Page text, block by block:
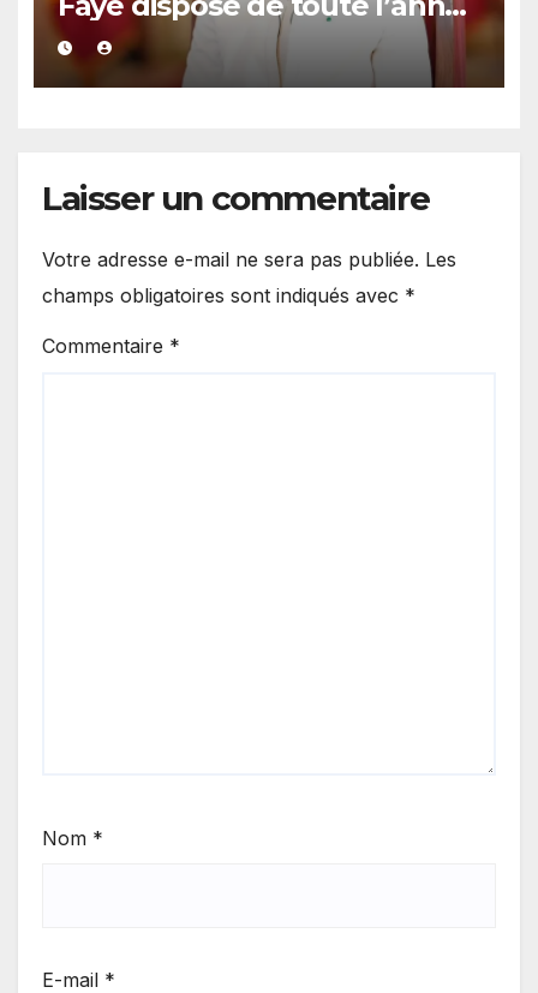
2027 pour organiser les
élections locales dans la
légalité »
Laisser un commentaire
Votre adresse e-mail ne sera pas publiée. Les
champs obligatoires sont indiqués avec *
Commentaire *
Nom *
E-mail *